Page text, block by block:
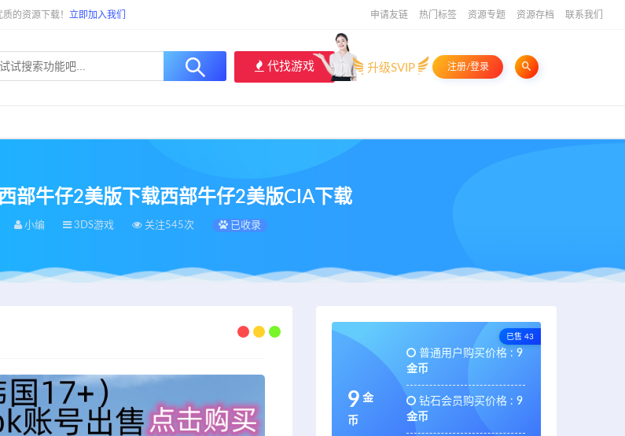
的资源下载！ 立即加入我们 申请友链 热门标签 资源专题 资源存档 联系我们
代找游戏 升级SVIP 注册/登录
部牛仔2美版下载西部牛仔2美版CIA下载
小编 3DS游戏 关注545次 已收录
已售 43
9 金
币
普通用户购买价格 : 9
金币
钻石会员购买价格 : 9
金币